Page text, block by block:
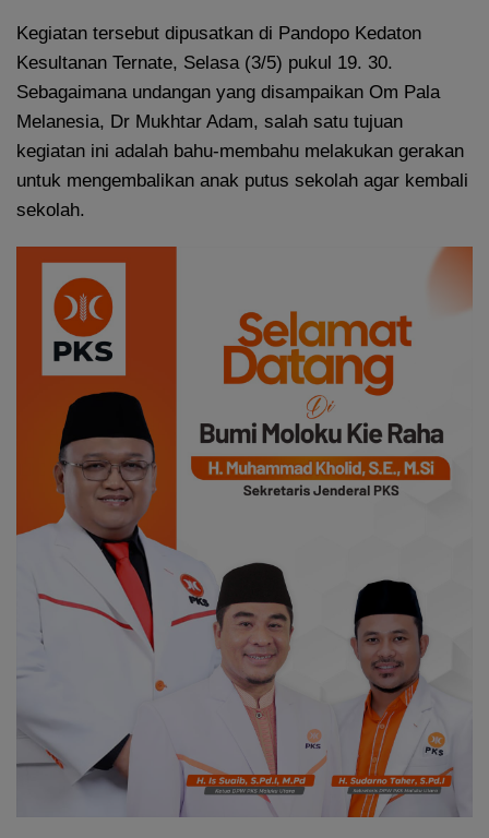
Kegiatan tersebut dipusatkan di Pandopo Kedaton
Kesultanan Ternate, Selasa (3/5) pukul 19. 30.
Sebagaimana undangan yang disampaikan Om Pala
Melanesia, Dr Mukhtar Adam, salah satu tujuan
kegiatan ini adalah bahu-membahu melakukan gerakan
untuk mengembalikan anak putus sekolah agar kembali
sekolah.